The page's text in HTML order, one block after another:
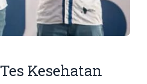
Kesehatan